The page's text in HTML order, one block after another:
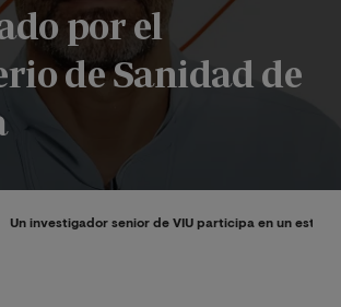
por el
de Sanidad de
Un investigador senior de VIU participa en un